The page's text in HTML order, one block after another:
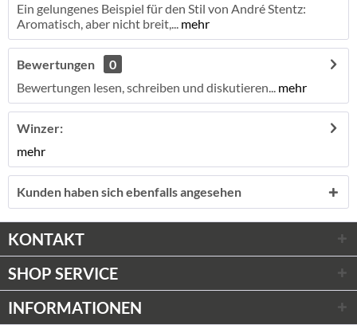
Ein gelungenes Beispiel für den Stil von André Stentz:
Aromatisch, aber nicht breit,... mehr
Bewertungen
0
Bewertungen lesen, schreiben und diskutieren... mehr
Winzer:
mehr
Kunden haben sich ebenfalls angesehen
KONTAKT
SHOP SERVICE
INFORMATIONEN